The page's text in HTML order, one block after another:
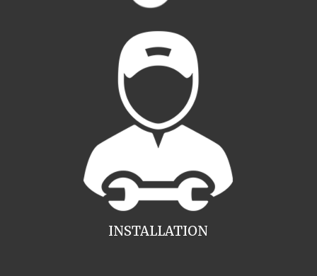
INSTALLATION